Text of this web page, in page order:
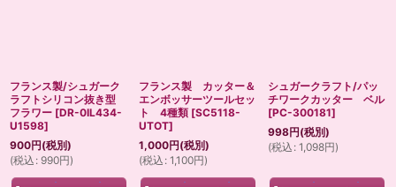
フランス製/シュガーク
ラフトシリコン抜き型
フラワー [DR-0IL434-
U1598]
900円(税別)
(税込 : 990円)
フランス製 カッター＆
エンボッサーツールセッ
ト 4種類 [SC5118-
UTOT]
1,000円(税別)
(税込 : 1,100円)
シュガークラフト/パッ
チワークカッター ベル
[PC-300181]
998円(税別)
(税込 : 1,098円)